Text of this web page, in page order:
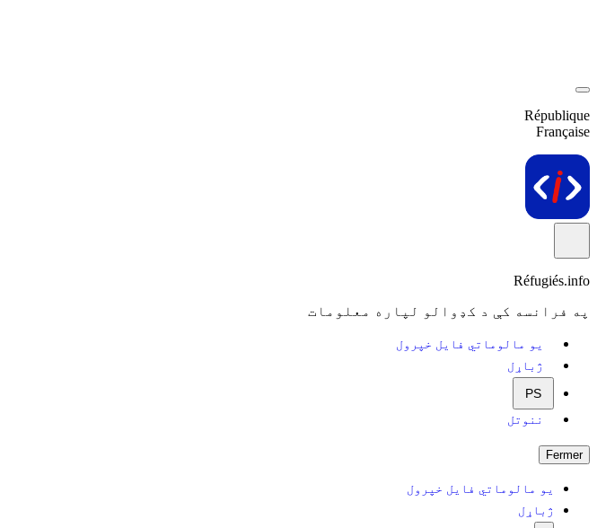
République
Française
Réfugiés.info
په فرانسه کې د کډوالو لپاره معلومات
یو مالوماتي فایل خپرول
ژباړل
PS
ننوتل
Fermer
یو مالوماتي فایل خپرول
ژباړل